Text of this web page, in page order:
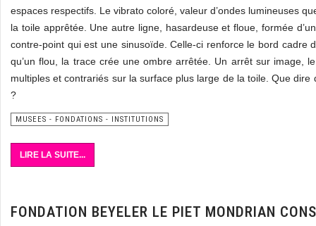
espaces respectifs. Le vibrato coloré, valeur d’ondes lumineuses
la toile apprêtée. Une autre ligne, hasardeuse et floue, formée
contre-point qui est une sinusoïde. Celle-ci renforce le bord cadre
qu’un flou, la trace crée une ombre arrêtée. Un arrêt sur image,
multiples et contrariés sur la surface plus large de la toile. Que
?
MUSEES - FONDATIONS - INSTITUTIONS
LIRE LA SUITE...
FONDATION BEYELER LE PIET MONDRIAN